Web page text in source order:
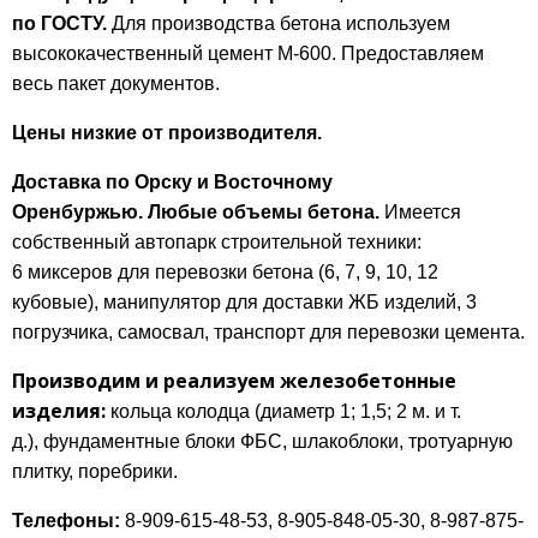
по ГОСТУ. Для производства бетона используем
высококачественный цемент М-600. Предоставляем
весь пакет документов.
Цены низкие от производителя.
Доставка по Орску и Восточному
Оренбуржью. Л юбые объемы бетона. Имеется
собственный автопарк строительной техники:
6 миксеров для перевозки бетона (6, 7, 9, 10, 12
кубовые), манипулятор для доставки ЖБ изделий, 3
погрузчика, самосвал, транспорт для перевозки цемента.
Производим и реализуем железобетонные
изделия: кольца колодца (диаметр 1; 1,5; 2 м. и т.
д.), фундаментные блоки ФБС, шлакоблоки, тротуарную
плитку, поребрики.
Телефоны: 8-909-615-48-53, 8-905-848-05-30, 8-987-875-